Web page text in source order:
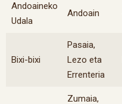
Andoaineko
Udala
Andoain
Bixi-bixi
Pasaia,
Lezo eta
Errenteria
Zumaia,